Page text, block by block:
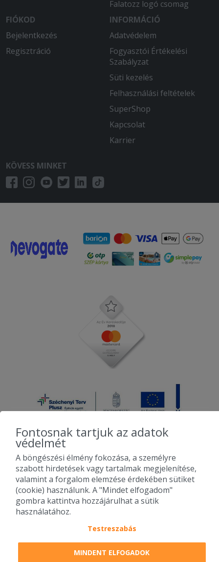
Falatozz logó csomag
FIÓKOD
Bejelentkezés
Regisztráció
INFORMÁCIÓ
Adatvédelem
Fogyasztói Értékelési
Szabályzat
Süti kezelés
Felhasználási feltételek
SuperShop
Kapcsolat
Karrier
KÖVESS MINKET
2010-2026 Copyright - Falatozz.hu - Diston-line Kft.
Pizza, gyros, hamburger, menük kedvező áron, egy helyen az összes
étterem ajánlata.
Fontosnak tartjuk az adatok
védelmét
A böngészési élmény fokozása, a személyre
szabott hirdetések vagy tartalmak megjelenítése,
valamint a forgalom elemzése érdekében sütiket
(cookie) használunk. A "Mindet elfogadom"
gombra kattintva hozzájárulhat a sütik
használatához.
Testreszabás
MINDENT ELFOGADOK